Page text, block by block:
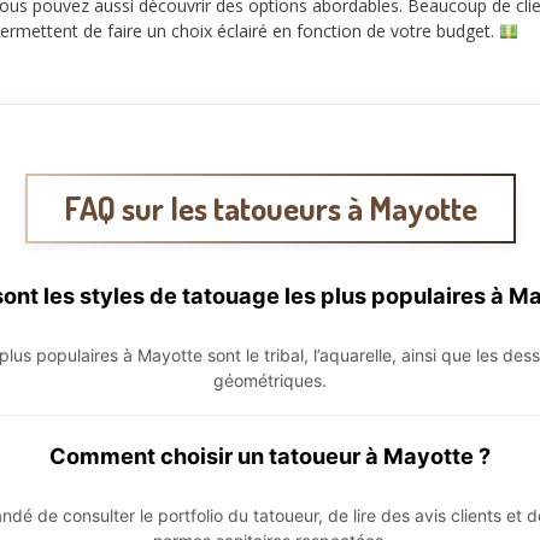
pouvez aussi découvrir des options abordables. Beaucoup de
de faire un choix éclairé en fonction de votre budget.
FAQ sur les tatoueurs à Mayotte
les styles de tatouage les plus populaires à
populaires à Mayotte sont le tribal, l’aquarelle, ainsi que les
géométriques.
Comment choisir un tatoueur à Mayotte ?
de consulter le portfolio du tatoueur, de lire des avis clients et